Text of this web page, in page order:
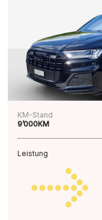
KM-Stand
9’000KM
Leistung